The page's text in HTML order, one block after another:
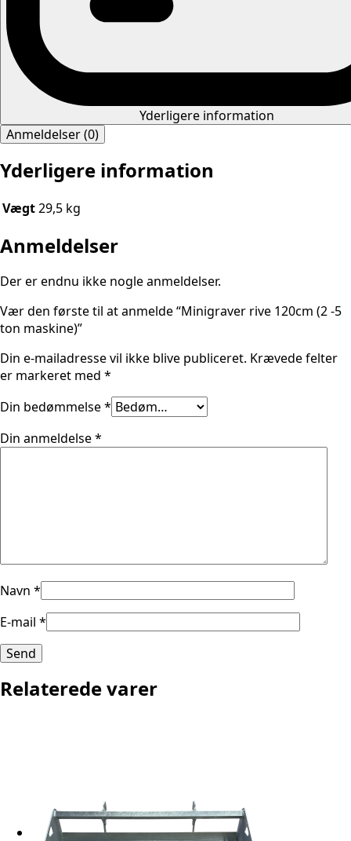
Yderligere information
Anmeldelser (0)
Yderligere information
Vægt29,5 kg
Anmeldelser
Der er endnu ikke nogle anmeldelser.
Vær den første til at anmelde “Minigraver rive 120cm (2 -5
ton maskine)”
Din e-mailadresse vil ikke blive publiceret. Krævede felter
er markeret med *
Din bedømmelse*
Din anmeldelse*
Navn *
E-mail *
Relaterede varer